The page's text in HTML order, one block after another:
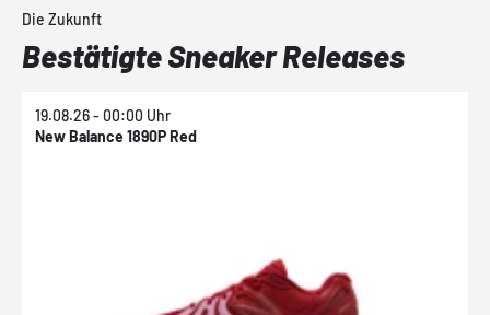
Die Zukunft
Bestätigte Sneaker Releases
19.08.26 - 00:00 Uhr
New Balance 1890P Red